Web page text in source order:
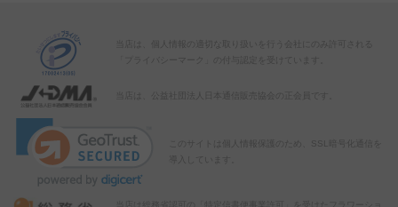
当店は、個人情報の適切な取り扱いを行う会社にのみ許可される
「プライバシーマーク」の付与認定を受けています。
当店は、公益社団法人日本通信販売協会の正会員です。
このサイトは個人情報保護のため、SSL暗号化通信を
導入しています。
当店は総務省認可の「特定信書便事業許可」を受けたフラワーショ